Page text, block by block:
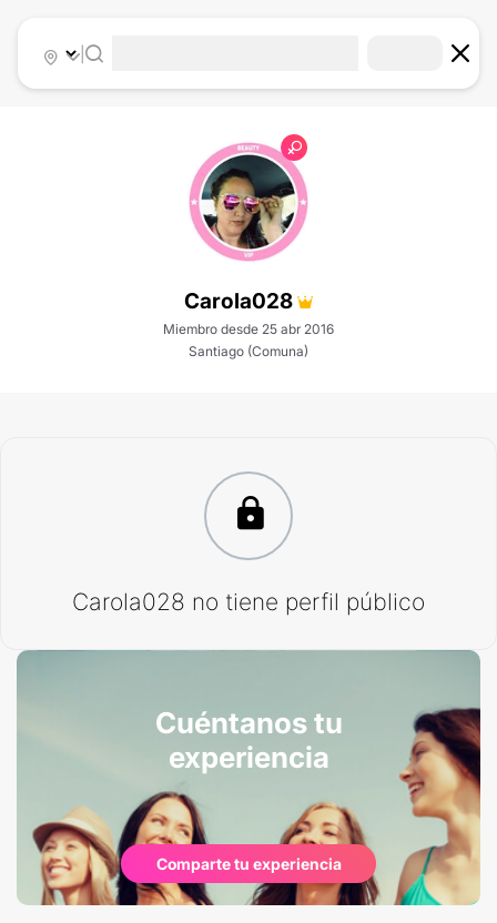
|
Carola028
Miembro desde 25 abr 2016
Santiago (Comuna)
Carola028 no tiene perfil público
Cuéntanos tu
experiencia
Comparte tu experiencia